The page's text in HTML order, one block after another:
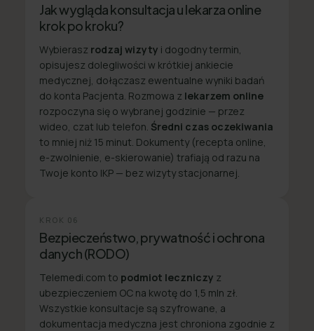
Jak wygląda konsultacja u lekarza online
krok po kroku?
Wybierasz rodzaj wizyty i dogodny termin,
opisujesz dolegliwości w krótkiej ankiecie
medycznej, dołączasz ewentualne wyniki badań
do konta Pacjenta. Rozmowa z lekarzem online
rozpoczyna się o wybranej godzinie — przez
wideo, czat lub telefon. Średni czas oczekiwania
to mniej niż 15 minut. Dokumenty (recepta online,
e-zwolnienie, e-skierowanie) trafiają od razu na
Twoje konto IKP — bez wizyty stacjonarnej.
KROK 06
Bezpieczeństwo, prywatność i ochrona
danych (RODO)
Telemedi.com to podmiot leczniczy z
ubezpieczeniem OC na kwotę do 1,5 mln zł.
Wszystkie konsultacje są szyfrowane, a
dokumentacja medyczna jest chroniona zgodnie z